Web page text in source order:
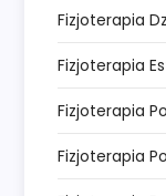
Fizjoterapia
Fizjoterapia
Fizjoterapia
Fizjoterapia